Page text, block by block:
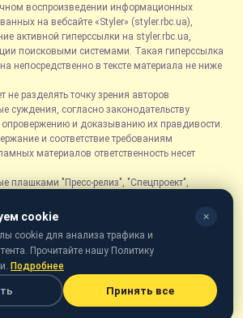
воспроизведении информационных
на вебсайте «Styler» (styler.rbc.ua),
активной гиперссылки на styler.rbc.ua,
поисковыми системами. Такая гиперссылка
непосредственно в тексте материала не ниже
не разделять точку зрения авторов
суждения, согласно законодательству
и доказыванию их правдивости.
и соответствие требованиям
материалов ответственность несет
плашками "Пресс-релиз", "Спецпроект",
рекламы.
является информационным форматом,
и объявления, связанные с
и основывается на информации,
компаниями. Редакция не несет
такой информации.
для лиц от 21 года.
cookie ✕
cookie для анализа трафика и
Прочитайте нашу Политику
Подробнее
Принять все